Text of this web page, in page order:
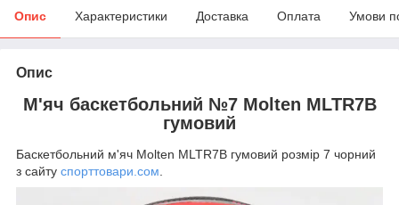
Опис Характеристики Доставка Оплата Умови
Опис
М'яч баскетбольний №7 Molten MLTR7B
гумовий
Баскетбольний м'яч Molten MLTR7B гумовий розмір 7 чорний
з сайту спорттовари.сом.